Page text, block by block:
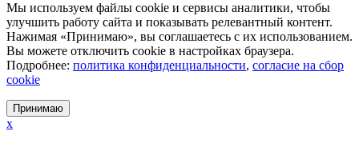
Мы используем файлы cookie и сервисы аналитики, чтобы
улучшить работу сайта и показывать релевантный контент.
Нажимая «Принимаю», вы соглашаетесь с их использованием.
Вы можете отключить cookie в настройках браузера.
Подробнее: политика конфиденциальности, согласие на сбор
cookie
Принимаю
x